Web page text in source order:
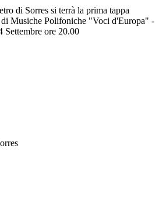
di Sorres si terrà la prima tappa
Musiche Polifoniche "Voci d'Europa" -
Settembre ore 20.00